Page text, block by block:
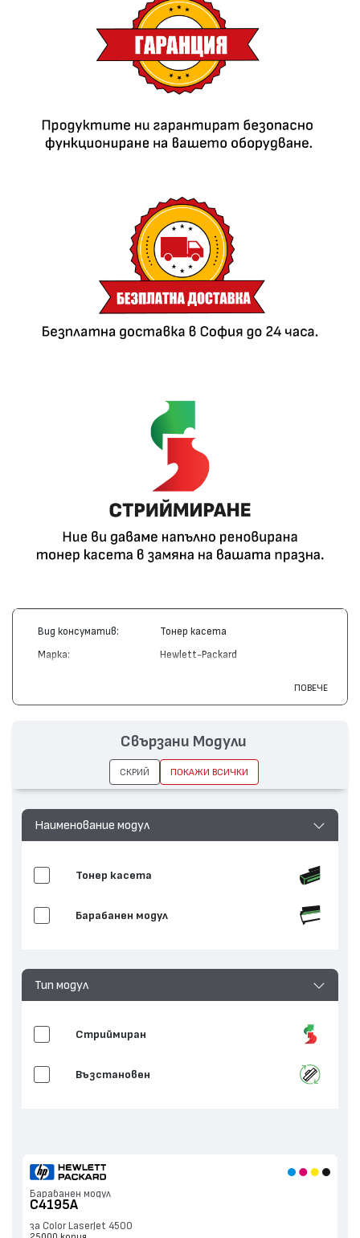
Вид консуматив: Тонер касета
Марка: Hewlett-Packard
Color LaserJet 4500, Color LaserJet
4550
ПОВЕЧЕ
Наименование модул
Тонер касета
Барабанен модул
Тип модул
Стриймиран
Възстановен
Барабанен модул
C4195A
за Color LaserJet 4500
Свързани Модули
СКРИЙ ПОКАЖИ ВСИЧКИ